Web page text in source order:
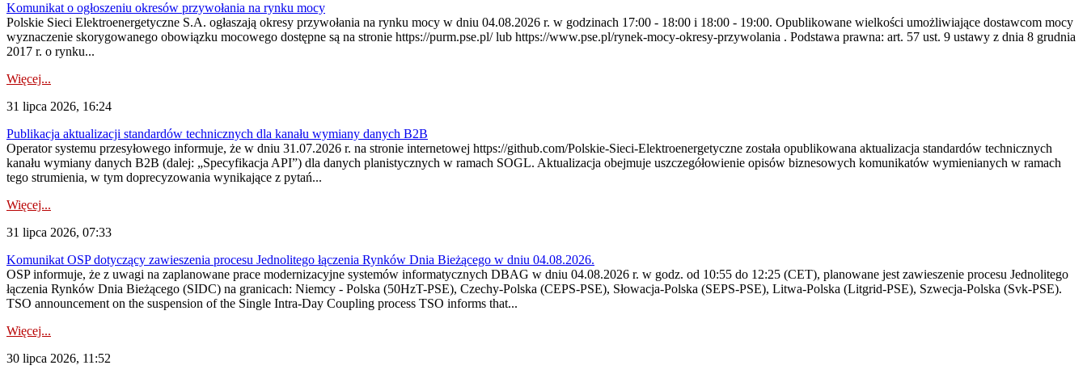
Komunikat o ogłoszeniu okresów przywołania na rynku mocy
Polskie Sieci Elektroenergetyczne S.A. ogłaszają okresy przywołania na rynku mocy w dniu 04.08.2026 r. w godzinach 17:00 - 18:00 i 18:00 - 19:00. Opublikowane wielkości umożliwiające dostawcom mocy
wyznaczenie skorygowanego obowiązku mocowego dostępne są na stronie https://purm.pse.pl/ lub https://www.pse.pl/rynek-mocy-okresy-przywolania . Podstawa prawna: art. 57 ust. 9 ustawy z dnia 8 grudnia
2017 r. o rynku...
Więcej...
31 lipca 2026, 16:24
Publikacja aktualizacji standardów technicznych dla kanału wymiany danych B2B
Operator systemu przesyłowego informuje, że w dniu 31.07.2026 r. na stronie internetowej https://github.com/Polskie-Sieci-Elektroenergetyczne została opublikowana aktualizacja standardów technicznych
kanału wymiany danych B2B (dalej: „Specyfikacja API”) dla danych planistycznych w ramach SOGL. Aktualizacja obejmuje uszczegółowienie opisów biznesowych komunikatów wymienianych w ramach
tego strumienia, w tym doprecyzowania wynikające z pytań...
Więcej...
31 lipca 2026, 07:33
Komunikat OSP dotyczący zawieszenia procesu Jednolitego łączenia Rynków Dnia Bieżącego w dniu 04.08.2026.
OSP informuje, że z uwagi na zaplanowane prace modernizacyjne systemów informatycznych DBAG w dniu 04.08.2026 r. w godz. od 10:55 do 12:25 (CET), planowane jest zawieszenie procesu Jednolitego
łączenia Rynków Dnia Bieżącego (SIDC) na granicach: Niemcy - Polska (50HzT-PSE), Czechy-Polska (CEPS-PSE), Słowacja-Polska (SEPS-PSE), Litwa-Polska (Litgrid-PSE), Szwecja-Polska (Svk-PSE).
TSO announcement on the suspension of the Single Intra-Day Coupling process TSO informs that...
Więcej...
30 lipca 2026, 11:52